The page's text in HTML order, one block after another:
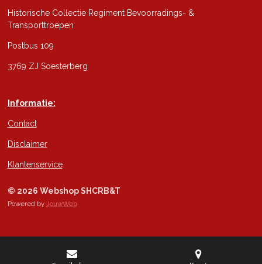
Historische Collectie Regiment Bevoorradings- &
Transporttroepen
Postbus 109
3769 ZJ Soesterberg
Informatie:
Contact
Disclaimer
Klantenservice
© 2026 Webshop SHCRB&T
Powered by JouwWeb